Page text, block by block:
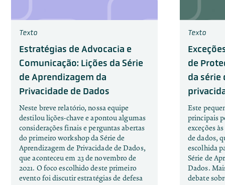
Texto
Estratégias de Advocacia e
Comunicação: Lições da Série
de Aprendizagem da
Privacidade de Dados
Neste breve relatório, nossa equipe
destilou lições-chave e apontou algumas
considerações finais e perguntas abertas
do primeiro workshop da Série de
Aprendizagem de Privacidade de Dados,
que aconteceu em 23 de novembro de
2021. O foco escolhido deste primeiro
evento foi discutir estratégias de defesa
Texto
de
da série
Este
principais
exceções
de dados,
escolhida
Série de
Dados.
debate